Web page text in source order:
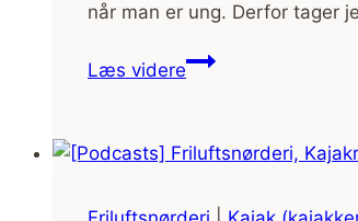
når man er ung. Derfor tager
Læs videre[Podcasts]
Appalachian
med